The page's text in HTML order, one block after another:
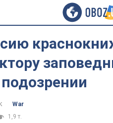
War
1,9 т.